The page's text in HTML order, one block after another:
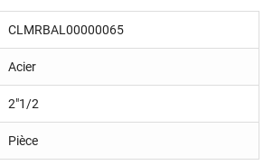
CLMRBAL00000065
Acier
2"1/2
Pièce